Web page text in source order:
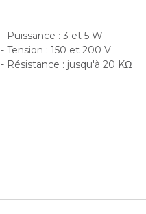
- Puissance : 3 et 5 W
- Tension : 150 et 200 V
- Résistance : jusqu'à 20 KΩ